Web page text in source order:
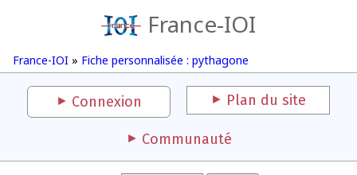
France-IOI
France-IOI » Fiche personnalisée : pythagone
Connexion Plan du site
Communauté